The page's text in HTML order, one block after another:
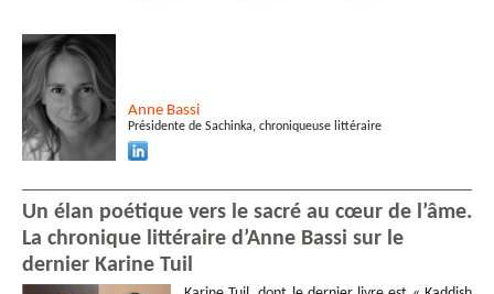
Anne Bassi
Présidente de Sachinka, chroniqueuse littéraire
Un élan poétique vers le sacré au cœur de l’âme.
La chronique littéraire d’Anne Bassi sur le
dernier Karine Tuil